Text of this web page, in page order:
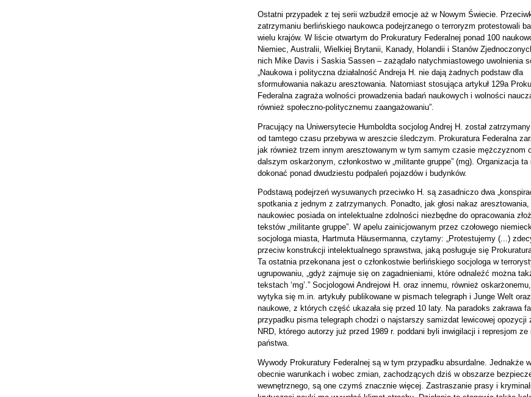
Ostatni przypadek z tej serii wzbudził emocje aż w Nowym Świecie.
zatrzymaniu berlińskiego naukowca podejrzanego o terroryzm protestowali
wielu krajów. W liście otwartym do Prokuratury Federalnej ponad 100
Niemiec, Australii, Wielkiej Brytanii, Kanady, Holandii i Stanów
nich Mike Davis i Saskia Sassen – zażądało natychmiastowego uwolnienia
„Naukowa i polityczna działalność Andreja H. nie dają żadnych podstaw dla
sformułowania nakazu aresztowania. Natomiast stosująca artykuł 129a
Federalna zagraża wolności prowadzenia badań naukowych i wolności
również społeczno-politycznemu zaangażowaniu”.
Pracujący na Uniwersytecie Humboldta socjolog Andrej H. został
od tamtego czasu przebywa w areszcie śledczym. Prokuratura Federalna
jak również trzem innym aresztowanym w tym samym czasie mężczyznom
dalszym oskarżonym, członkostwo w „militante gruppe” (mg). Organizacja ta
dokonać ponad dwudziestu podpaleń pojazdów i budynków.
Podstawą podejrzeń wysuwanych przeciwko H. są zasadniczo dwa
spotkania z jednym z zatrzymanych. Ponadto, jak głosi nakaz aresztowania,
naukowiec posiada on intelektualne zdolności niezbędne do opracowania
tekstów „militante gruppe”. W apelu zainicjowanym przez czołowego
socjologa miasta, Hartmuta Häusermanna, czytamy: „Protestujemy (...)
przeciw konstrukcji intelektualnego sprawstwa, jaką posługuje się
Ta ostatnia przekonana jest o członkostwie berlińskiego socjologa w
ugrupowaniu, „gdyż zajmuje się on zagadnieniami, które odnaleźć można
tekstach ‘mg’.” Socjologowi Andrejowi H. oraz innemu, również
wytyka się m.in. artykuły publikowane w pismach telegraph i Junge Welt
naukowe, z których część ukazała się przed 10 laty. Na paradoks zakrawa
przypadku pisma telegraph chodzi o najstarszy samizdat lewicowej opozycji
NRD, którego autorzy już przed 1989 r. poddani byli inwigilacji i represjom ze
państwa.
Wywody Prokuratury Federalnej są w tym przypadku absurdalne. Jednakże
obecnie warunkach i wobec zmian, zachodzących dziś w obszarze
wewnętrznego, są one czymś znacznie więcej. Zastraszanie prasy i